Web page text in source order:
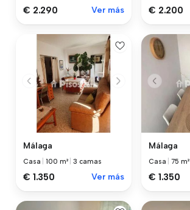
€ 2.290 Ver más € 2.200
Málaga
Casa |100 m² |3 camas
€ 1.350 Ver más
Málaga
Casa |75 m²
€ 1.350